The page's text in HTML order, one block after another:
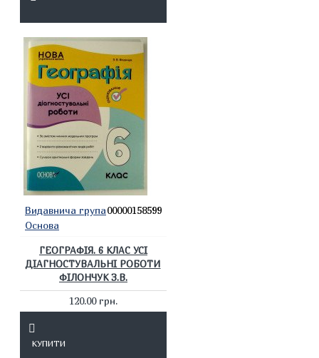
Видавнича група
Основа
00000158599
ГЕОГРАФІЯ. 6 КЛАС УСІ
ДІАГНОСТУВАЛЬНІ РОБОТИ
ФІЛОНЧУК З.В.
120.00 грн.
КУПИТИ